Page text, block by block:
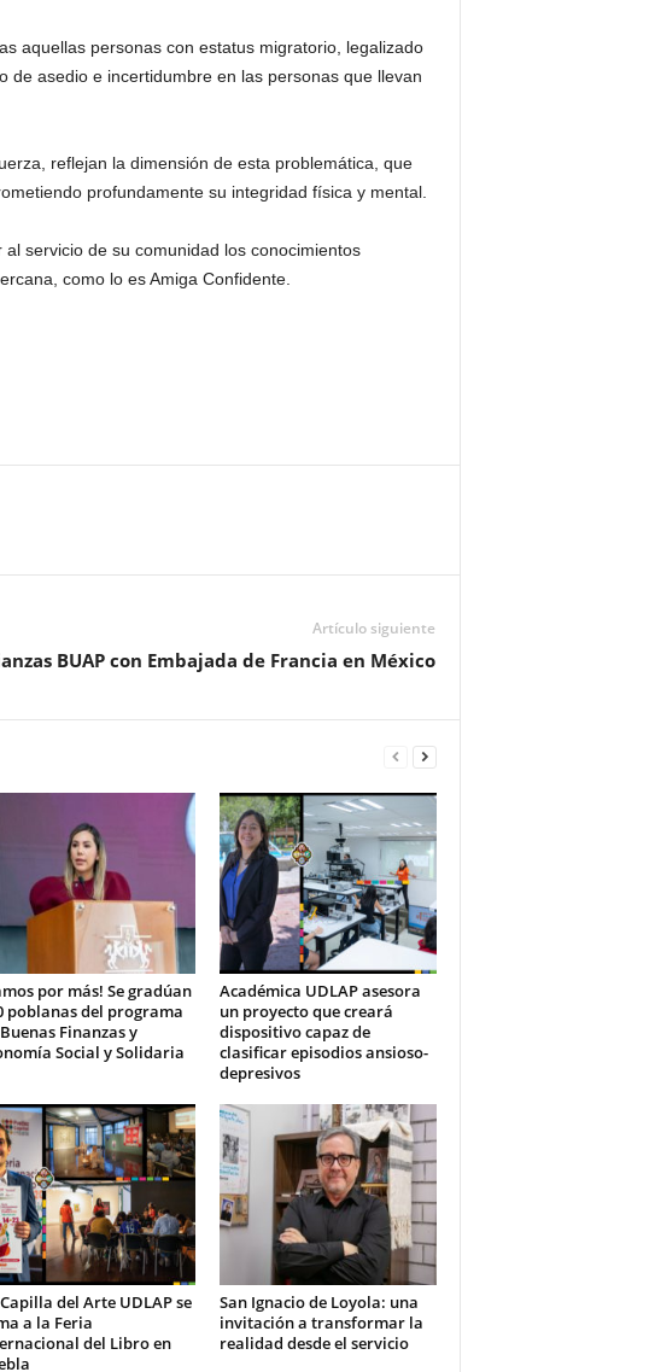
aquellas personas con estatus migratorio, legalizado
asedio e incertidumbre en las personas que llevan
reflejan la dimensión de esta problemática, que
profundamente su integridad física y mental.
servicio de su comunidad los conocimientos
como lo es Amiga Confidente.
Artículo siguiente
BUAP con Embajada de Francia en México
por más! Se gradúan
poblanas del programa
Finanzas y
Social y Solidaria
Académica UDLAP asesora
un proyecto que creará
dispositivo capaz de
clasificar episodios ansioso-
depresivos
del Arte UDLAP se
a la Feria
del Libro en
San Ignacio de Loyola: una
invitación a transformar la
realidad desde el servicio